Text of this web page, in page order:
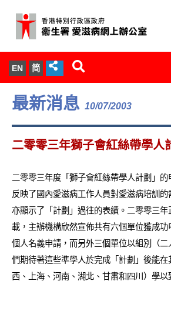
EN 简
關於我們
服務範圍
新聞發佈
愛滋病病毒感染與醫護人員專家組
愛滋病呈報表格
最新消息 10/07/2003
二零零三年獅子會紅絲帶學人
二零零三年度「獅子會紅絲帶學人計劃」
反映了國內愛滋病工作人員對愛滋病培訓
亦顯示了「計劃」過往的表績。二零零三
載，主辦機構欣然宣佈共有六個單位獲成
個人名義申請，而另外三個單位以組別（
們期待著這些準學人於完成「計劃」後能
西、上海、河南、湖北、甘肅和四川）學以